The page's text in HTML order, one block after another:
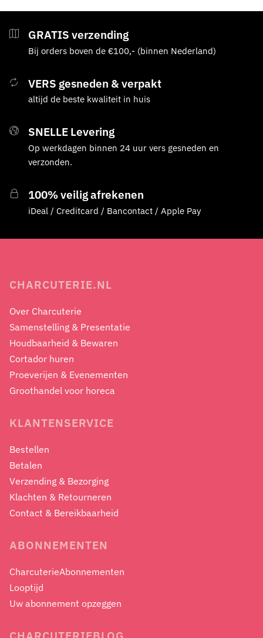
GRATIS verzending
Bij orders boven de €100,- (binnen Nederland)
VERS gesneden & verpakt
altijd de beste kwaliteit in huis
SNELLE Levering
Op werkdagen binnen 24 uur vers gesneden en
verzonden.
100% veilig afrekenen
iDeal / Creditcard / Bancontact / Apple Pay
CHARCUTERIE.NL
Over Charcuterie
Samenstelling & Presentatie
Houdbaarheid & Bewaren
Cortador huren
Proeverijen & Evenementen
Groothandel voor horeca
KLANTENSERVICE
Bestellen
Betalen
Verzending & Bezorging
Klachten & Retourneren
Contact & Bereikbaarheid
ABONNEMENTEN
CharcuterieAbonnementen
Looptijd
Uw abonnement opzeggen